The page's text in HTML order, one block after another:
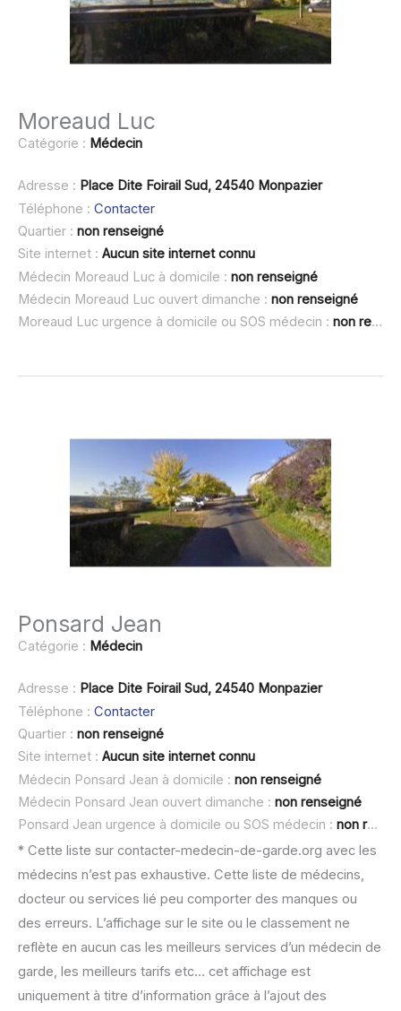
Moreaud Luc
Catégorie : Médecin
Adresse : Place Dite Foirail Sud, 24540 Monpazier
Téléphone : Contacter
Quartier : non renseigné
Site internet : Aucun site internet connu
Médecin Moreaud Luc à domicile : non renseigné
Médecin Moreaud Luc ouvert dimanche : non renseigné
Moreaud Luc urgence à domicile ou SOS médecin : non renseigné
Ponsard Jean
Catégorie : Médecin
Adresse : Place Dite Foirail Sud, 24540 Monpazier
Téléphone : Contacter
Quartier : non renseigné
Site internet : Aucun site internet connu
Médecin Ponsard Jean à domicile : non renseigné
Médecin Ponsard Jean ouvert dimanche : non renseigné
Ponsard Jean urgence à domicile ou SOS médecin : non renseigné
* Cette liste sur contacter-medecin-de-garde.org avec les
médecins n’est pas exhaustive. Cette liste de médecins,
docteur ou services lié peu comporter des manques ou
des erreurs. L’affichage sur le site ou le classement ne
reflète en aucun cas les meilleurs services d’un médecin de
garde, les meilleurs tarifs etc… cet affichage est
uniquement à titre d’information grâce à l’ajout des